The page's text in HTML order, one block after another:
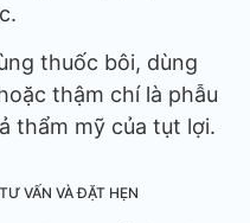
thuốc bôi, dùng
thậm chí là phẫu
thẩm mỹ của tụt lợi.
VẤN VÀ ĐẶT HẸN